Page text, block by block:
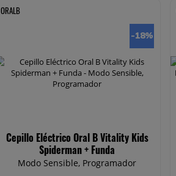
ORALB
-18%
Cepillo Eléctrico Oral B Vitality Kids
Spiderman + Funda
Modo Sensible, Programador